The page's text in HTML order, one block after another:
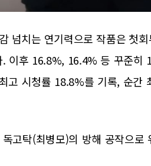
넘치는 연기력으로 작품은 첫
이후 16.8%, 16.4% 등 꾸준히
고 시청률 18.8%를 기록, 순간
고탁(최병모)의 방해 공작으로